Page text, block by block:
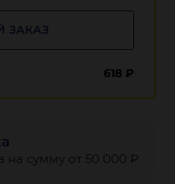
ЗАКАЗ
618 ₽
на сумму от 50 000 ₽